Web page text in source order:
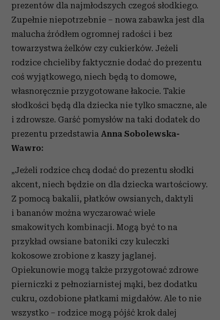
prezentów dla najmłodszych czegoś słodkiego.
Zupełnie niepotrzebnie – nowa zabawka jest dla
malucha źródłem ogromnej radości i bez
towarzystwa żelków czy cukierków. Jeżeli
rodzice chcieliby faktycznie dodać do prezentu
coś wyjątkowego, niech będą to domowe,
własnoręcznie przygotowane łakocie. Takie
słodkości będą dla dziecka nie tylko smaczne, ale
i zdrowsze. Garść pomysłów na taki dodatek do
prezentu przedstawia Anna Sobolewska-
Wawro:
„Jeżeli rodzice chcą dodać do prezentu słodki
akcent, niech będzie on dla dziecka wartościowy.
Z pomocą bakalii, płatków owsianych, daktyli
i bananów można wyczarować wiele
smakowitych kombinacji. Mogą być to na
przykład owsiane batoniki czy kuleczki
kokosowe zrobione z kaszy jaglanej.
Opiekunowie mogą także przygotować zdrowe
pierniczki z pełnoziarnistej mąki, bez dodatku
cukru, ozdobione płatkami migdałów. Ale to nie
wszystko – rodzice mogą pójść krok dalej